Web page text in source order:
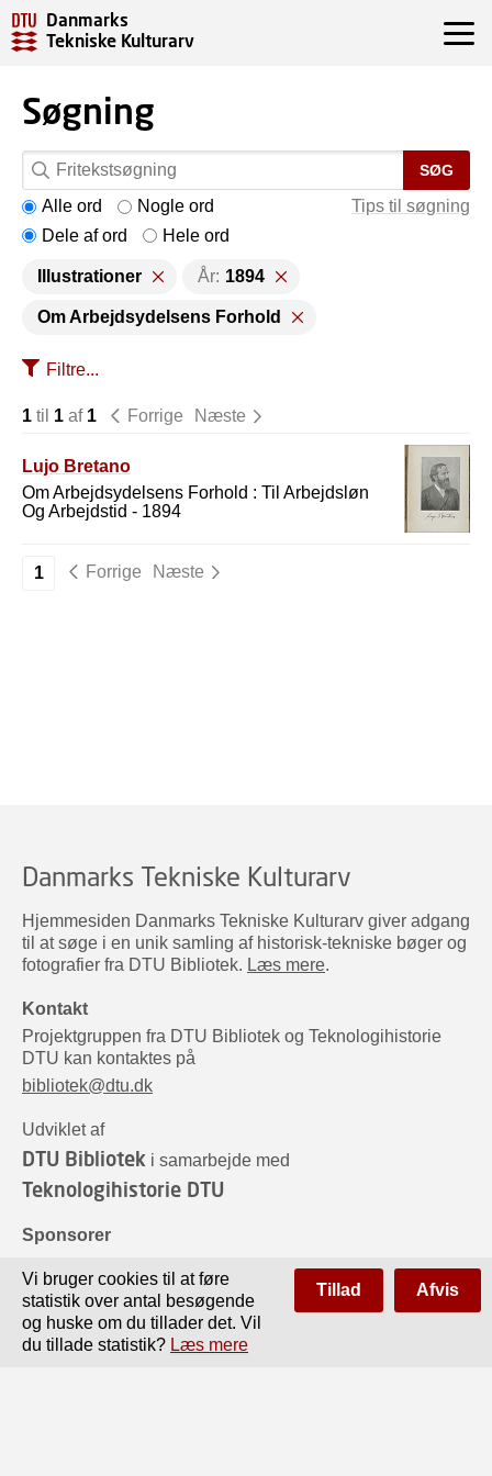
Danmarks
Tekniske Kulturarv
Søgning
SØG
Tips til søgning
Alle ord
Nogle ord
Dele af ord
Hele ord
Illustrationer År: 1894
Om Arbejdsydelsens Forhold
Filtre...
1 til 1 af 1 Forrige Næste
Lujo Bretano
Om Arbejdsydelsens Forhold : Til Arbejdsløn
Og Arbejdstid - 1894
1 Forrige Næste
Danmarks Tekniske Kulturarv
Hjemmesiden Danmarks Tekniske Kulturarv giver adgang
til at søge i en unik samling af historisk-tekniske bøger og
fotografier fra DTU Bibliotek. Læs mere.
Kontakt
Projektgruppen fra DTU Bibliotek og Teknologihistorie
DTU kan kontaktes på
bibliotek@dtu.dk
Udviklet af
DTU Bibliotek i samarbejde med
Teknologihistorie DTU
Sponsorer
Vi bruger cookies til at føre
statistik over antal besøgende
og huske om du tillader det. Vil
du tillade statistik? Læs mere
Tillad Afvis